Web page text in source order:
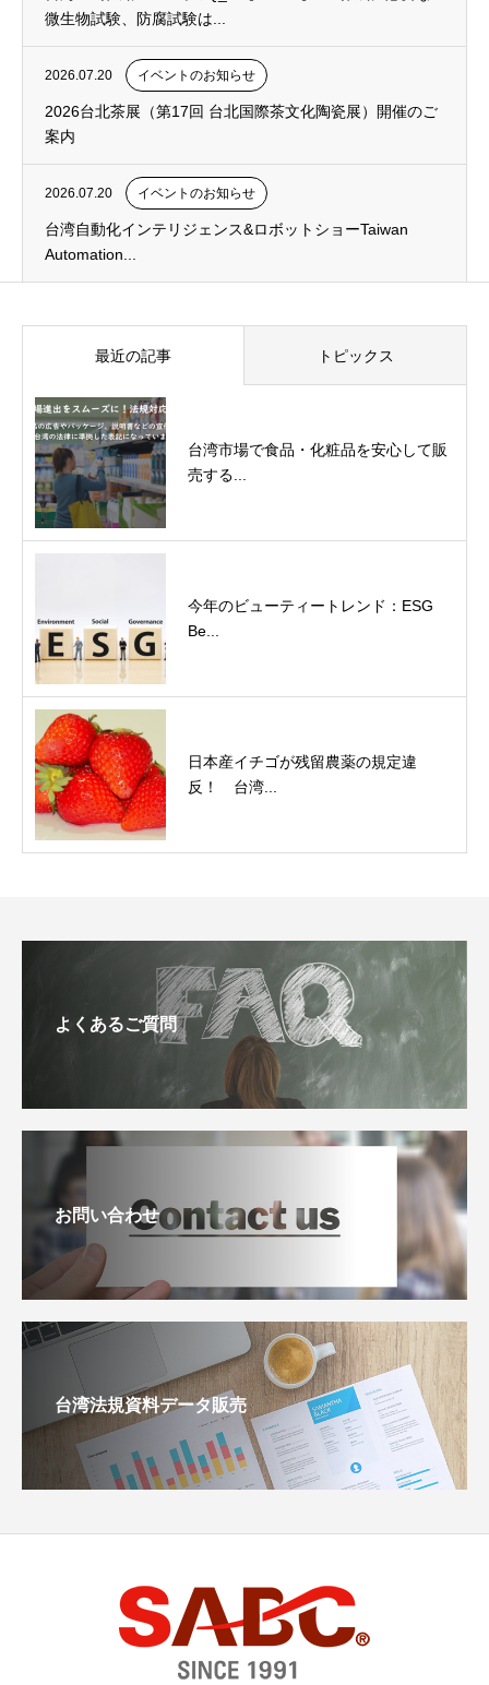
微生物試験、防腐試験は...
2026.07.20 イベントのお知らせ
2026台北茶展（第17回 台北国際茶文化陶瓷展）開催のご
案内
2026.07.20 イベントのお知らせ
台湾自動化インテリジェンス&ロボットショーTaiwan
Automation...
最近の記事 トピックス
台湾市場で食品・化粧品を安心して販
売する...
今年のビューティートレンド：ESG
Be...
日本産イチゴが残留農薬の規定違
反！ 台湾...
よくあるご質問
お問い合わせ
台湾法規資料データ販売